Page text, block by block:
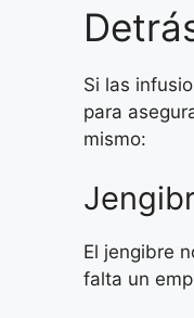
Si las
para
mismo:
El jengibre
falta un